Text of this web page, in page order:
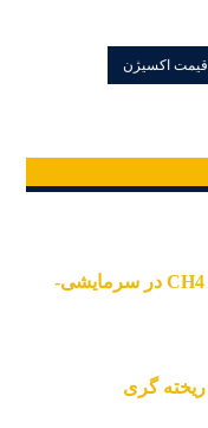
قیمت اکسیژن
خرید متان | فروش گاز متان | خرید CH4 در سرمایشی-